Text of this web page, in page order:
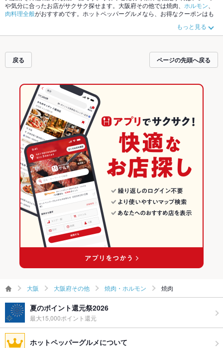
や気分に合ったお店がサクサク探せます。大阪府その他では焼肉、 ホルモン
肉料理全般がおすすめです。ホットペッパーグルメなら、お得なクーポンはも
をご紹介しているので安心！24時間使える簡単便利なネット予約が使えるお店
も拡大中です。友達どうしの飲み会にも、会社の宴会にも、デートやパーティ
もっと見る
戻る ページの先頭へ戻る
大阪 大阪府その他 焼肉・ホルモン 焼肉
夏のポイント還元祭2026
最大15,000ポイント還元
ホットペッパーグルメについて